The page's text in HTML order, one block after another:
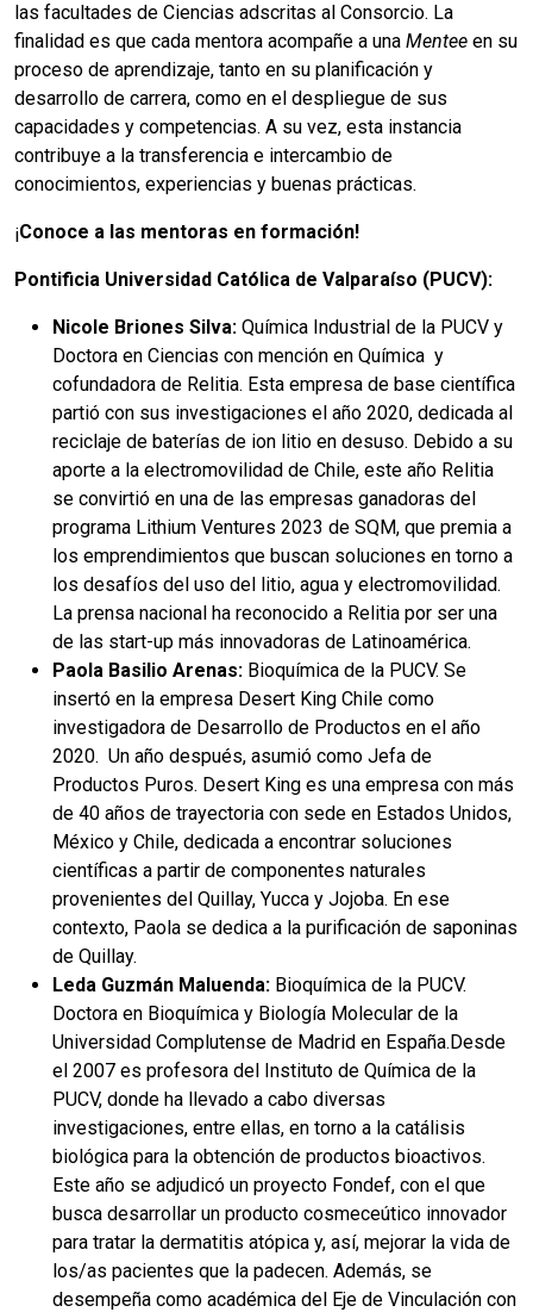
las facultades de Ciencias adscritas al Consorcio. La
finalidad es que cada mentora acompañe a una Mentee en su
proceso de aprendizaje, tanto en su planificación y
desarrollo de carrera, como en el despliegue de sus
capacidades y competencias. A su vez, esta instancia
contribuye a la transferencia e intercambio de
conocimientos, experiencias y buenas prácticas.
¡Conoce a las mentoras en formación!
Pontificia Universidad Católica de Valparaíso (PUCV):
Nicole Briones Silva: Química Industrial de la PUCV y
Doctora en Ciencias con mención en Química y
cofundadora de Relitia. Esta empresa de base científica
partió con sus investigaciones el año 2020, dedicada al
reciclaje de baterías de ion litio en desuso. Debido a su
aporte a la electromovilidad de Chile, este año Relitia
se convirtió en una de las empresas ganadoras del
programa Lithium Ventures 2023 de SQM, que premia a
los emprendimientos que buscan soluciones en torno a
los desafíos del uso del litio, agua y electromovilidad.
La prensa nacional ha reconocido a Relitia por ser una
de las start-up más innovadoras de Latinoamérica.
Paola Basilio Arenas: Bioquímica de la PUCV. Se
insertó en la empresa Desert King Chile como
investigadora de Desarrollo de Productos en el año
2020. Un año después, asumió como Jefa de
Productos Puros. Desert King es una empresa con más
de 40 años de trayectoria con sede en Estados Unidos,
México y Chile, dedicada a encontrar soluciones
científicas a partir de componentes naturales
provenientes del Quillay, Yucca y Jojoba. En ese
contexto, Paola se dedica a la purificación de saponinas
de Quillay.
Leda Guzmán Maluenda: Bioquímica de la PUCV.
Doctora en Bioquímica y Biología Molecular de la
Universidad Complutense de Madrid en España.Desde
el 2007 es profesora del Instituto de Química de la
PUCV, donde ha llevado a cabo diversas
investigaciones, entre ellas, en torno a la catálisis
biológica para la obtención de productos bioactivos.
Este año se adjudicó un proyecto Fondef, con el que
busca desarrollar un producto cosmeceútico innovador
para tratar la dermatitis atópica y, así, mejorar la vida de
los/as pacientes que la padecen. Además, se
desempeña como académica del Eje de Vinculación con